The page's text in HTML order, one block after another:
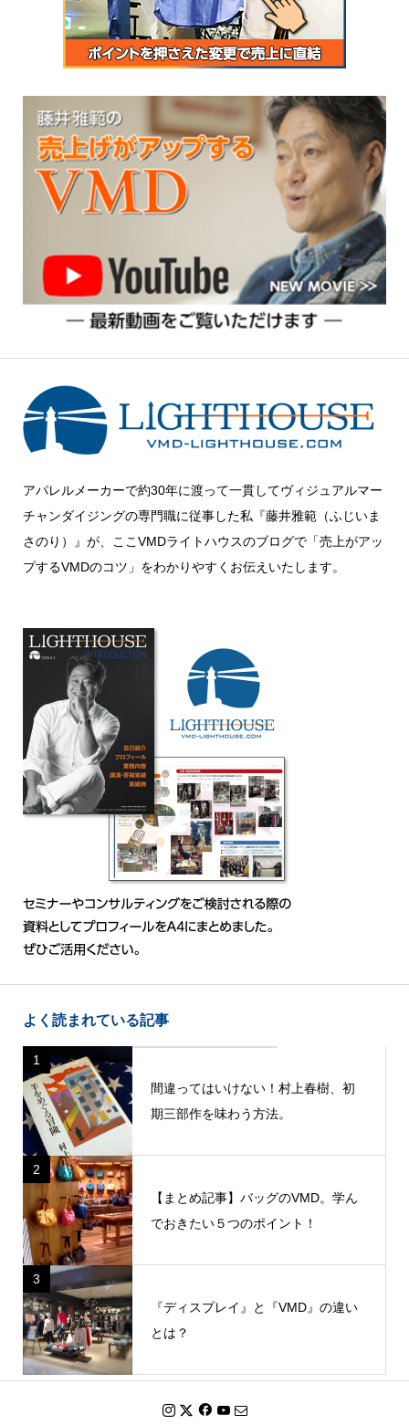
アパレルメーカーで約30年に渡って一貫してヴィジュアルマー
チャンダイジングの専門職に従事した私『藤井雅範（ふじいま
さのり）』が、ここVMDライトハウスのブログで「売上がアッ
プするVMDのコツ」をわかりやすくお伝えいたします。
よく読まれている記事
1
間違ってはいけない！村上春樹、初
期三部作を味わう方法。
2
【まとめ記事】バッグのVMD。学ん
でおきたい５つのポイント！
3
『ディスプレイ』と『VMD』の違い
とは？